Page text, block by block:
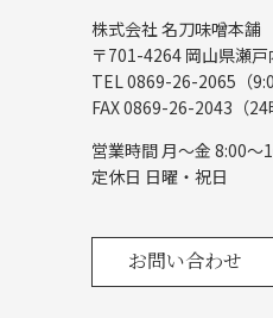
株式会社 名刀味噌本舗
〒701-4264 岡山県瀬
TEL 0869-26-2065（
FAX 0869-26-2043（24
営業時間 月〜金 8:00～
定休日 日曜・祝日
お問い合わせ